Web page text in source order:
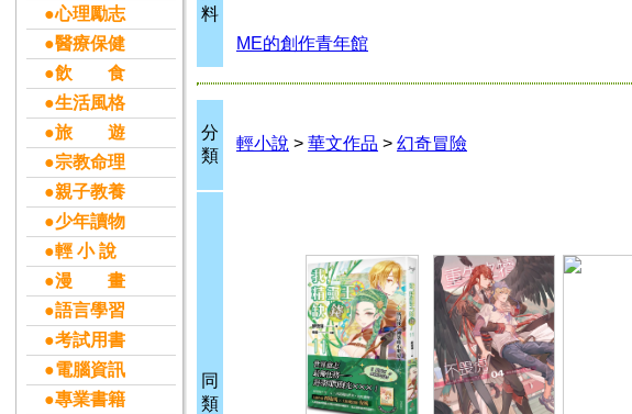
●心理勵志
●醫療保健
●飲 食
●生活風格
●旅 遊
●宗教命理
●親子教養
●少年讀物
●輕 小 說
●漫 畫
●語言學習
●考試用書
●電腦資訊
●專業書籍
料
ME的創作青年館
分
類
輕小說 > 華文作品 > 幻奇冒險
同
類